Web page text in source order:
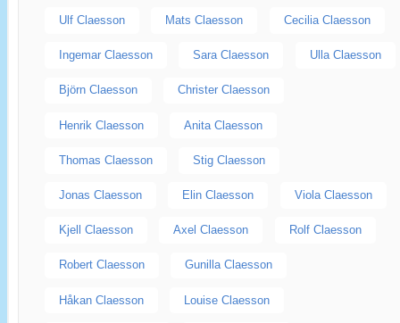
Ulf Claesson Mats Claesson Cecilia Claesson
Ingemar Claesson Sara Claesson Ulla Claesson
Björn Claesson Christer Claesson
Henrik Claesson Anita Claesson
Thomas Claesson Stig Claesson
Jonas Claesson Elin Claesson Viola Claesson
Kjell Claesson Axel Claesson Rolf Claesson
Robert Claesson Gunilla Claesson
Håkan Claesson Louise Claesson